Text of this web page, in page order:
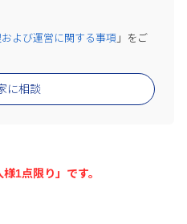
に相談
よび運営に関する事項 」をご
1点限り」です。